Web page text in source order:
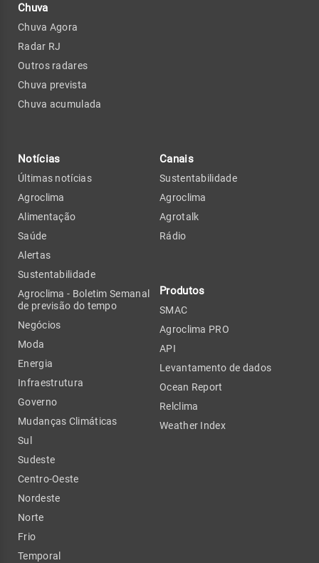
Chuva
Chuva Agora
Radar RJ
Outros radares
Chuva prevista
Chuva acumulada
Notícias
Últimas notícias
Agroclima
Alimentação
Saúde
Alertas
Sustentabilidade
Agroclima - Boletim Semanal
de previsão do tempo
Negócios
Moda
Energia
Infraestrutura
Governo
Mudanças Climáticas
Sul
Sudeste
Centro-Oeste
Nordeste
Norte
Frio
Temporal
Canais
Sustentabilidade
Agroclima
Agrotalk
Rádio
Produtos
SMAC
Agroclima PRO
API
Levantamento de dados
Ocean Report
Relclima
Weather Index